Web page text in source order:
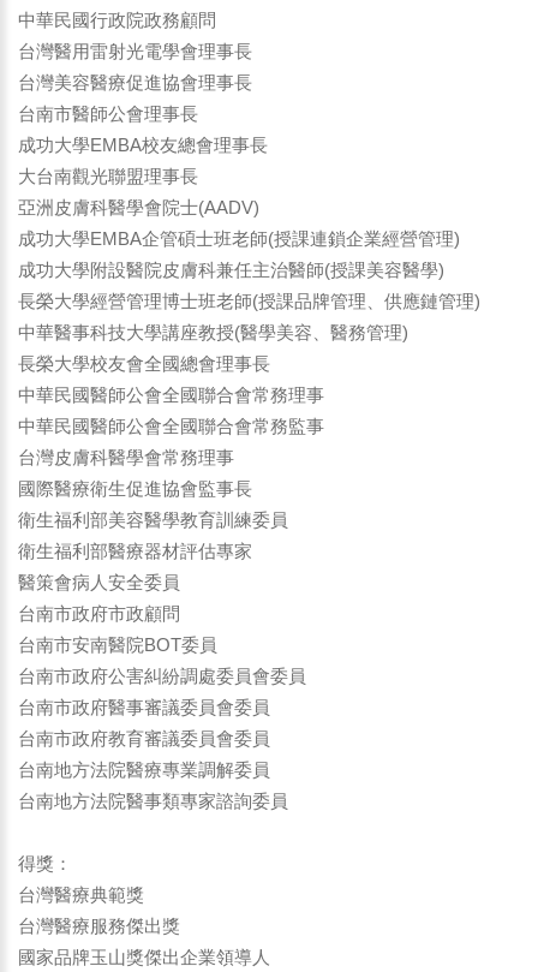
中華民國行政院政務顧問
台灣醫用雷射光電學會理事長
台灣美容醫療促進協會理事長
台南市醫師公會理事長
成功大學EMBA校友總會理事長
大台南觀光聯盟理事長
亞洲皮膚科醫學會院士(AADV)
成功大學EMBA企管碩士班老師(授課連鎖企業經營管理)
成功大學附設醫院皮膚科兼任主治醫師(授課美容醫學)
長榮大學經營管理博士班老師(授課品牌管理、供應鏈管理)
中華醫事科技大學講座教授(醫學美容、醫務管理)
長榮大學校友會全國總會理事長
中華民國醫師公會全國聯合會常務理事
中華民國醫師公會全國聯合會常務監事
台灣皮膚科醫學會常務理事
國際醫療衛生促進協會監事長
衛生福利部美容醫學教育訓練委員
衛生福利部醫療器材評估專家
醫策會病人安全委員
台南市政府市政顧問
台南市安南醫院BOT委員
台南市政府公害糾紛調處委員會委員
台南市政府醫事審議委員會委員
台南市政府教育審議委員會委員
台南地方法院醫療專業調解委員
台南地方法院醫事類專家諮詢委員
得獎：
台灣醫療典範獎
台灣醫療服務傑出獎
國家品牌玉山獎傑出企業領導人